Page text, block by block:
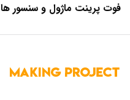
فوت پرینت ماژول و سنسور ها